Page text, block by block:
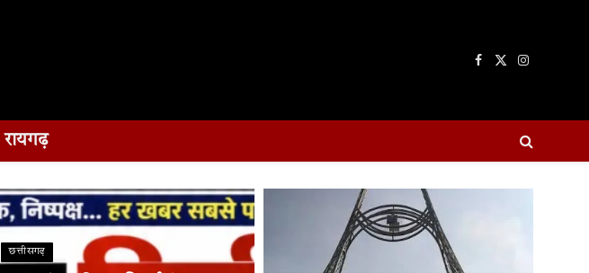
Facebook
X
Instagram
रायगढ़
छत्तीसगढ़